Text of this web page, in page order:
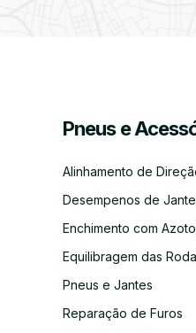
Pneus e
Alinhamento de
Desempenos de
Enchimento com
Equilibragem das
Pneus e Jantes
Reparação de Furos
Kit
Kit
AlternadorADBLUELimpeza
do
Circuito
de